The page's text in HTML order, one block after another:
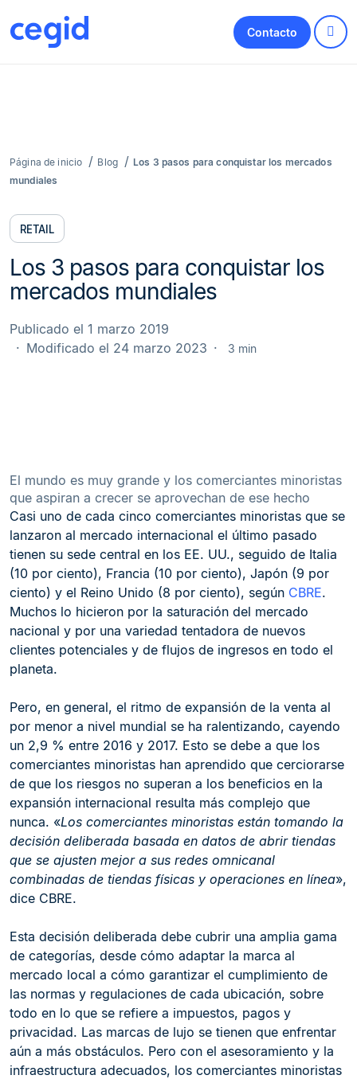
Contacto
Página de inicio Blog
Los 3 pasos para conquistar los mercados
mundiales
RETAIL
Los 3 pasos para conquistar los
mercados mundiales
Publicado el 1 marzo 2019
Modificado el 24 marzo 2023
3 min
El mundo es muy grande y los comerciantes minoristas
que aspiran a crecer se aprovechan de ese hecho
Casi uno de cada cinco comerciantes minoristas que se
lanzaron al mercado internacional el último pasado
tienen su sede central en los EE. UU., seguido de Italia
(10 por ciento), Francia (10 por ciento), Japón (9 por
ciento) y el Reino Unido (8 por ciento), según CBRE.
Muchos lo hicieron por la saturación del mercado
nacional y por una variedad tentadora de nuevos
clientes potenciales y de flujos de ingresos en todo el
planeta.
Pero, en general, el ritmo de expansión de la venta al
por menor a nivel mundial se ha ralentizando, cayendo
un 2,9 % entre 2016 y 2017. Esto se debe a que los
comerciantes minoristas han aprendido que cerciorarse
de que los riesgos no superan a los beneficios en la
expansión internacional resulta más complejo que
nunca. «Los comerciantes minoristas están tomando la
decisión deliberada basada en datos de abrir tiendas
que se ajusten mejor a sus redes omnicanal
combinadas de tiendas físicas y operaciones en línea»,
dice CBRE.
Esta decisión deliberada debe cubrir una amplia gama
de categorías, desde cómo adaptar la marca al
mercado local a cómo garantizar el cumplimiento de
las normas y regulaciones de cada ubicación, sobre
todo en lo que se refiere a impuestos, pagos y
privacidad. Las marcas de lujo se tienen que enfrentar
aún a más obstáculos. Pero con el asesoramiento y la
infraestructura adecuados, los comerciantes minoristas